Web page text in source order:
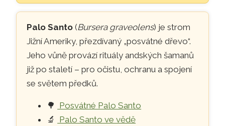
🌳Posvátné dřevo Palo Santo
Palo Santo (Bursera graveolens) je strom
Jižní Ameriky, přezdívaný „posvátné dřevo“.
Jeho vůně provází rituály andských šamanů
již po staletí – pro očistu, ochranu a spojení
se světem předků.
🌳 Posvátné Palo Santo
🔬
Palo Santo ve vědě